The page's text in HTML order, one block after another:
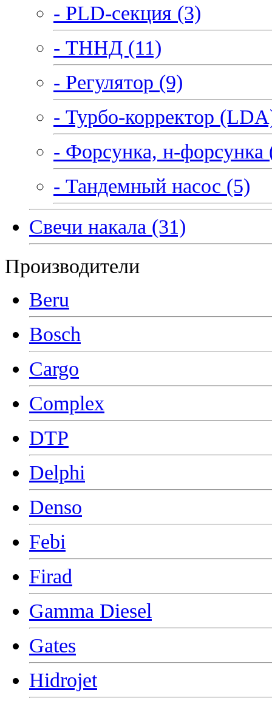
- PLD-секция (3)
- ТННД (11)
- Регулятор (9)
- Турбо-корректор
- Форсунка, н-форсунка
- Тандемный насос (5)
Свечи накала (31)
Производители
Beru
Bosch
Cargo
Complex
DTP
Delphi
Denso
Febi
Firad
Gamma Diesel
Gates
Hidrojet